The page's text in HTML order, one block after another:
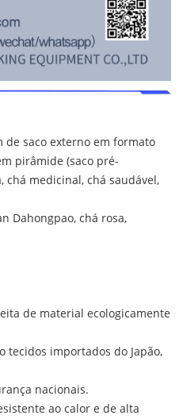
de saco externo em formato
pirâmide (saco pré-
chá medicinal, chá saudável,
Dahongpao, chá rosa,
de material ecologicamente
tecidos importados do Japão,
nacionais.
ao calor e de alta